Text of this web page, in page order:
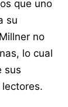
que uno
su
no
lo cual
sus